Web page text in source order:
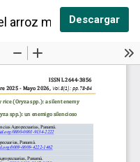
arroz maleza (Oryza
Descargar